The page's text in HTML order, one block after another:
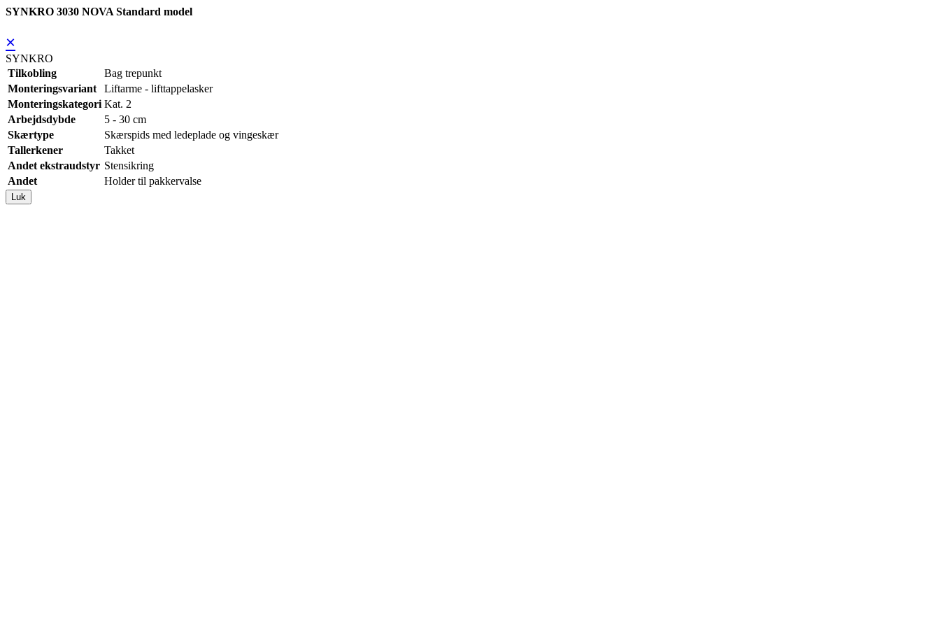
SYNKRO 3030 NOVA Standard model
×
SYNKRO
Tilkobling
Bag trepunkt
Monteringsvariant
Liftarme - lifttappelasker
Monteringskategori Kat. 2
Arbejdsdybde
5 - 30 cm
Skærtype
Skærspids med ledeplade og vingeskær
Tallerkener
Takket
Andet ekstraudstyr Stensikring
Andet
Holder til pakkervalse
Luk